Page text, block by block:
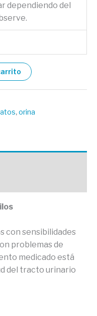
dependiendo del
,orina
con sensibilidades
problemas de
medicado está
del tracto urinario